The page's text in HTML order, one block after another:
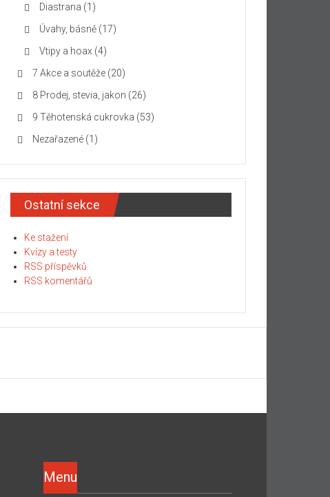
Diastrana (1)
Úvahy, básně (17)
Vtipy a hoax (4)
7 Akce a soutěže (20)
8 Prodej, stevia, jakon (26)
9 Těhotenská cukrovka (53)
Nezařazené (1)
Ostatní sekce
Ke stažení
Kvízy a testy
RSS příspěvků
RSS komentářů
Menu